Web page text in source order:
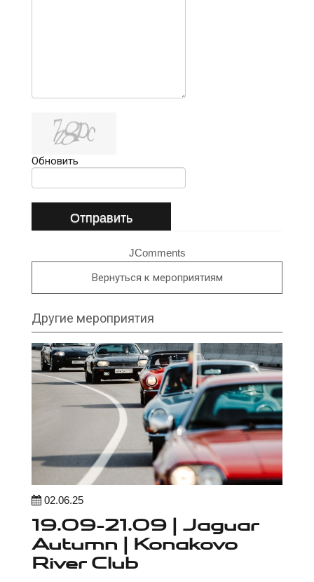
Обновить
Отправить
JComments
Вернуться к мероприятиям
Другие мероприятия
02.06.25
19.09-21.09 | Jaguar
Autumn | Konakovo
River Club